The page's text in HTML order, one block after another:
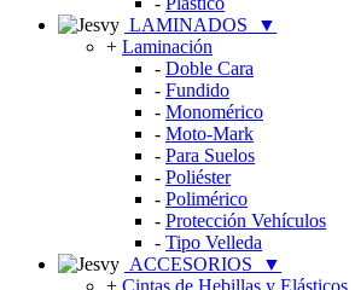
LAMINADOS
▼
+ Laminación
- Doble Cara
- Fundido
- Monomérico
- Moto-Mark
- Para Suelos
- Poliéster
- Polimérico
- Protección Vehículos
- Tipo Velleda
ACCESORIOS
▼
+ Cintas de Hebillas y Elásticos